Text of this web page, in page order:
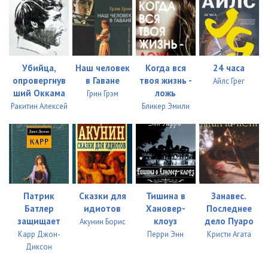
034_Ключ из желтого металла_ 32:51
035_Ключ из желтого металла_ 23:25
036_Ключ из желтого металла_ 24:32
037_Ключ из желтого металла_ 21:54
Убийца,
опровергнув
ший Оккама
Ракитин Алексей
Наш человек
в Гаване
Грин Грэм
Когда вся
твоя жизнь -
ложь
Бликер Эмили
24 часа
Айлс Грег
Патрик
Батлер
защищает
Карр Джон-
Диксон
Сказки для
идиотов
Акунин Борис
Тишина в
Хановер-
клоуз
Перри Энн
Занавес.
Последнее
дело Пуаро
Кристи Агата